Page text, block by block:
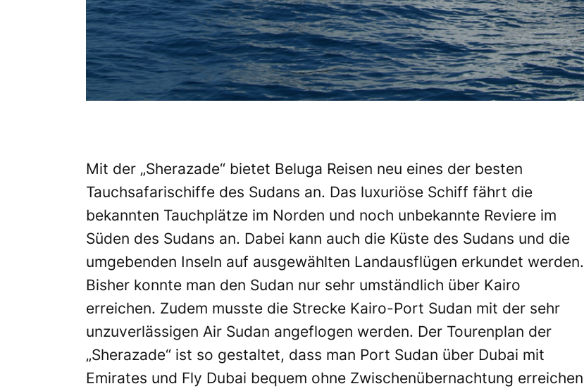
Mit der „Sherazade“ bietet Beluga Reisen neu eines der besten
Tauchsafarischiffe des Sudans an. Das luxuriöse Schiff fährt die
bekannten Tauchplätze im Norden und noch unbekannte Reviere im
Süden des Sudans an. Dabei kann auch die Küste des Sudans und die
umgebenden Inseln auf ausgewählten Landausflügen erkundet werden.
Bisher konnte man den Sudan nur sehr umständlich über Kairo
erreichen. Zudem musste die Strecke Kairo-Port Sudan mit der sehr
unzuverlässigen Air Sudan angeflogen werden. Der Tourenplan der
„Sherazade“ ist so gestaltet, dass man Port Sudan über Dubai mit
Emirates und Fly Dubai bequem ohne Zwischenübernachtung erreichen